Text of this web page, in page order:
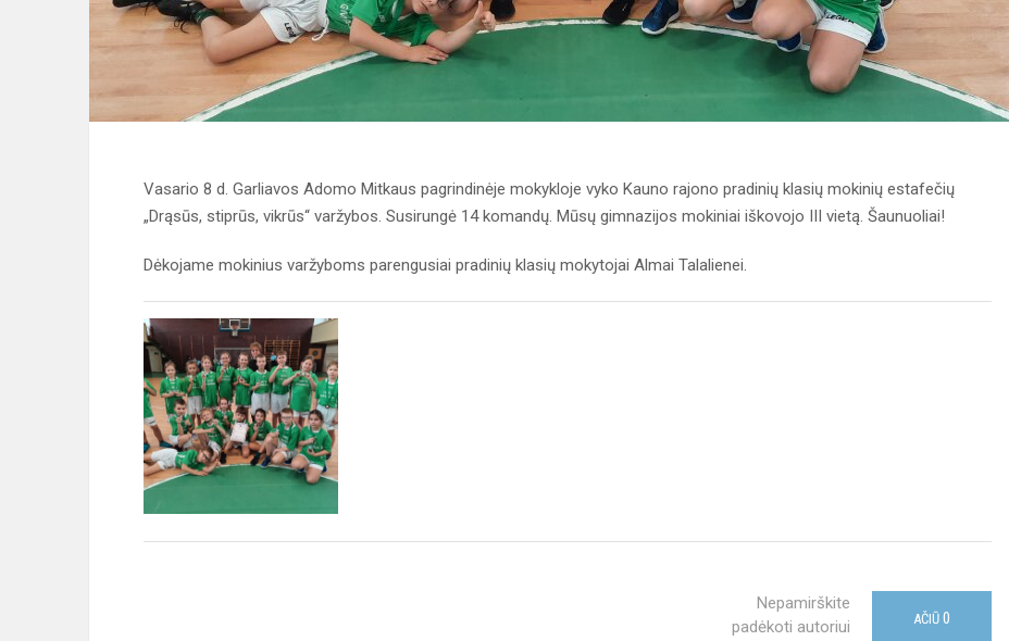
Vasario 8 d. Garliavos Adomo Mitkaus pagrindinėje mokykloje vyko Kauno rajono pradinių klasių mokinių estafečių
„Drąsūs, stiprūs, vikrūs“ varžybos. Susirungė 14 komandų. Mūsų gimnazijos mokiniai iškovojo III vietą. Šaunuoliai!
Dėkojame mokinius varžyboms parengusiai pradinių klasių mokytojai Almai Talalienei.
Nepamirškite
padėkoti autoriui
AČIŪ 0